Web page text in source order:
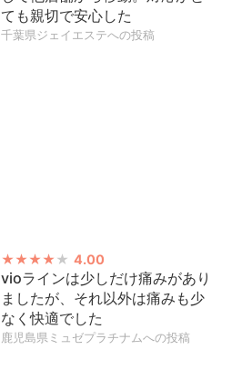
ても親切で安心した
千葉県ジェイエステへの投稿
4.00
vioラインは少しだけ痛みがあり
ましたが、それ以外は痛みも少
なく快適でした
鹿児島県ミュゼプラチナムへの投稿